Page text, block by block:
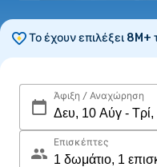
Το έχουν επιλέξει 8M+
Άφιξη / Αναχώρηση
Επισκέπτες